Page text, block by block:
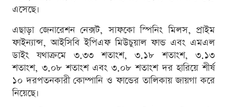
এসেছে।
এছাড়া জেনারেশন নেক্সট, সাফকো স্পিনিং মিলস, প্রাইম
ফাইন্যান্স, আইসিবি ইপিএফ মিউচুয়াল ফান্ড এবং এমএল
ডাইং যথাক্রমে ৩.৩৩ শতাংশ, ৩.১৮ শতাংশ, ৩.১৩
শতাংশ, ৩.০৮ শতাংশ এবং ৩.০৮ শতাংশ দর হারিয়ে শীর্ষ
১০ দরপতনকারী কোম্পানি ও ফান্ডের তালিকায় জায়গা করে
নিয়েছে।